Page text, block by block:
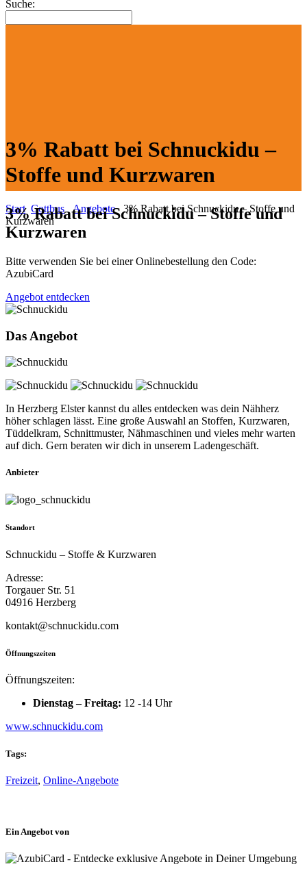
Suche:
3% Rabatt bei Schnuckidu –
Stoffe und Kurzwaren
Start Cottbus Angebote
3% Rabatt bei Schnuckidu – Stoffe und
Kurzwaren
3% Rabatt bei Schnuckidu – Stoffe und
Kurzwaren
Bitte verwenden Sie bei einer Onlinebestellung den Code:
AzubiCard
Angebot entdecken
Das Angebot
In Herzberg Elster kannst du alles entdecken was dein Nähherz
höher schlagen lässt. Eine große Auswahl an Stoffen, Kurzwaren,
Tüddelkram, Schnittmuster, Nähmaschinen und vieles mehr warten
auf dich. Gern beraten wir dich in unserem Ladengeschäft.
Anbieter
Standort
Schnuckidu – Stoffe & Kurzwaren
Adresse:
Torgauer Str. 51
04916 Herzberg
kontakt@schnuckidu.com
Öffnungszeiten
Öffnungszeiten:
Dienstag – Freitag: 12 -14 Uhr
www.schnuckidu.com
Tags:
Freizeit, Online-Angebote
Ein Angebot von